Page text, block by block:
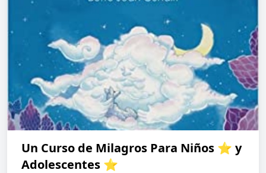
Un Curso de Milagros Para Niños ⭐ y
Adolescentes ⭐